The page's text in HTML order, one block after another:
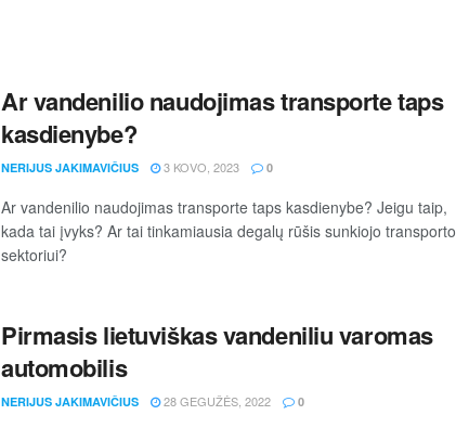
Ar vandenilio naudojimas transporte taps
kasdienybe?
NERIJUS JAKIMAVIČIUS 3 KOVO, 2023 0
Ar vandenilio naudojimas transporte taps kasdienybe? Jeigu taip,
kada tai įvyks? Ar tai tinkamiausia degalų rūšis sunkiojo transporto
sektoriui?
Pirmasis lietuviškas vandeniliu varomas
automobilis
NERIJUS JAKIMAVIČIUS 28 GEGUŽĖS, 2022 0